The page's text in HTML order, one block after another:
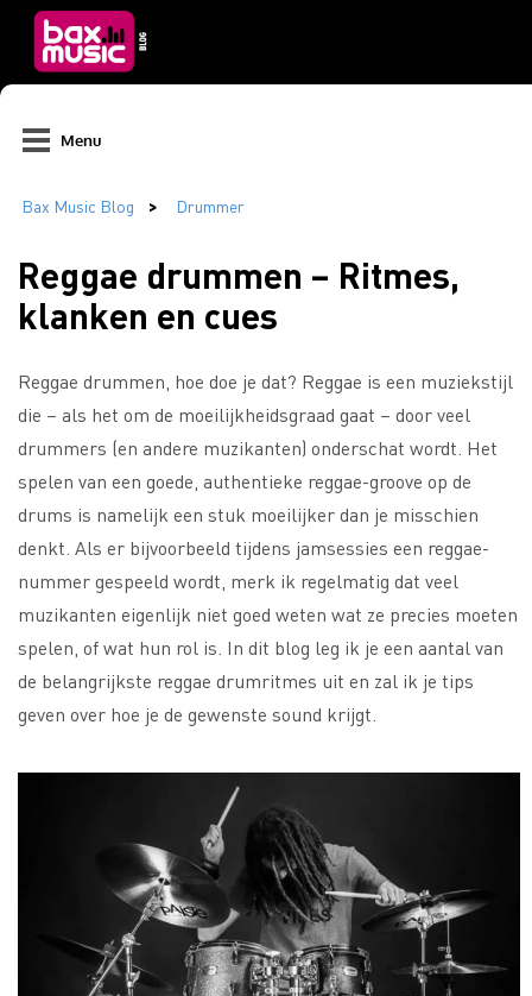
Menu
Reggae drummen – Ritmes,
klanken en cues
Reggae drummen, hoe doe je dat? Reggae is een muziekstijl
die – als het om de moeilijkheidsgraad gaat – door veel
drummers (en andere muzikanten) onderschat wordt. Het
spelen van een goede, authentieke reggae-groove op de
drums is namelijk een stuk moeilijker dan je misschien
denkt. Als er bijvoorbeeld tijdens jamsessies een reggae-
nummer gespeeld wordt, merk ik regelmatig dat veel
muzikanten eigenlijk niet goed weten wat ze precies moeten
spelen, of wat hun rol is. In dit blog leg ik je een aantal van
de belangrijkste reggae drumritmes uit en zal ik je tips
geven over hoe je de gewenste sound krijgt.